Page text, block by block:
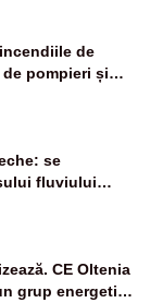
de
pompieri și
- VIDEO
se
fluviului
CE Oltenia
grup energetic